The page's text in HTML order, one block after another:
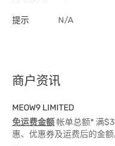
提示 N/A
商户资讯
MEOW9 LIMITED
免运费金额帐单总额* 满
惠、优惠券及运费后的金额